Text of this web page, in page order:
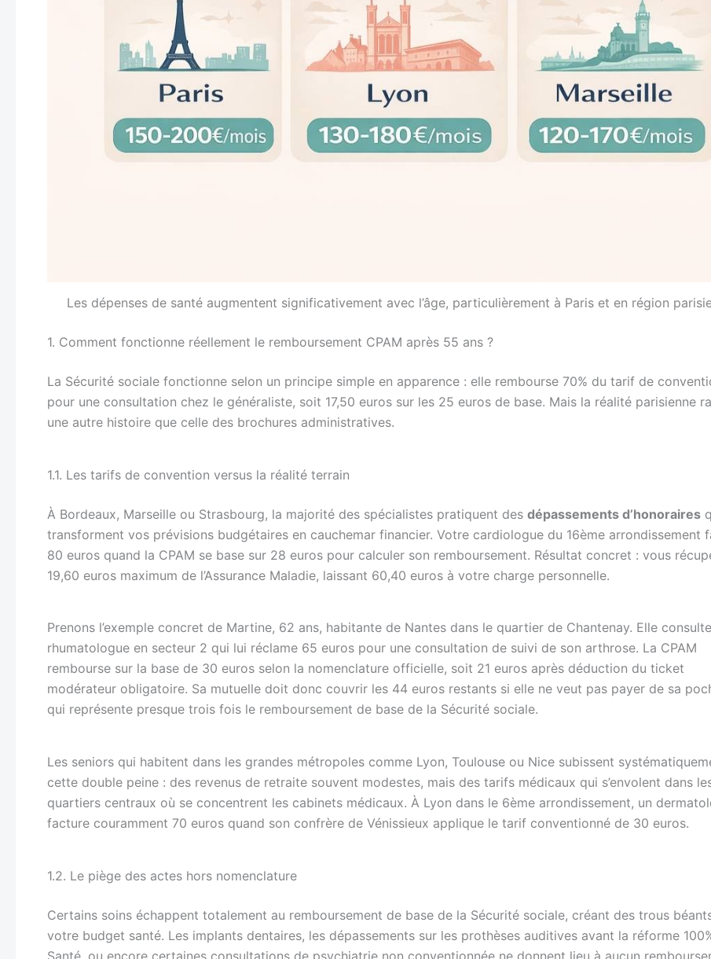
Les dépenses de santé augmentent significativement avec l’âge, particulièrement à Paris et en région
1. Comment fonctionne réellement le remboursement CPAM après 55 ans ?
La Sécurité sociale fonctionne selon un principe simple en apparence : elle rembourse 70% du tarif de
pour une consultation chez le généraliste, soit 17,50 euros sur les 25 euros de base. Mais la réalité parisienne
une autre histoire que celle des brochures administratives.
1.1. Les tarifs de convention versus la réalité terrain
À Bordeaux, Marseille ou Strasbourg, la majorité des spécialistes pratiquent des dépassements d’honoraires
transforment vos prévisions budgétaires en cauchemar financier. Votre cardiologue du 16ème arrondissement
80 euros quand la CPAM se base sur 28 euros pour calculer son remboursement. Résultat concret : vous
19,60 euros maximum de l’Assurance Maladie, laissant 60,40 euros à votre charge personnelle.
Prenons l’exemple concret de Martine, 62 ans, habitante de Nantes dans le quartier de Chantenay. Elle
rhumatologue en secteur 2 qui lui réclame 65 euros pour une consultation de suivi de son arthrose. La CPAM
rembourse sur la base de 30 euros selon la nomenclature officielle, soit 21 euros après déduction du ticket
modérateur obligatoire. Sa mutuelle doit donc couvrir les 44 euros restants si elle ne veut pas payer de sa
qui représente presque trois fois le remboursement de base de la Sécurité sociale.
Les seniors qui habitent dans les grandes métropoles comme Lyon, Toulouse ou Nice subissent
cette double peine : des revenus de retraite souvent modestes, mais des tarifs médicaux qui s’envolent dans
quartiers centraux où se concentrent les cabinets médicaux. À Lyon dans le 6ème arrondissement, un
facture couramment 70 euros quand son confrère de Vénissieux applique le tarif conventionné de 30 euros.
1.2. Le piège des actes hors nomenclature
Certains soins échappent totalement au remboursement de base de la Sécurité sociale, créant des trous
votre budget santé. Les implants dentaires, les dépassements sur les prothèses auditives avant la réforme
Santé, ou encore certaines consultations de psychiatrie non conventionnée ne donnent lieu à aucun